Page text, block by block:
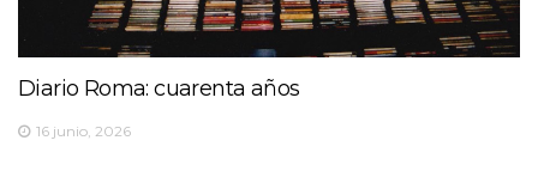
Diario Roma: cuarenta años
16 junio, 2026